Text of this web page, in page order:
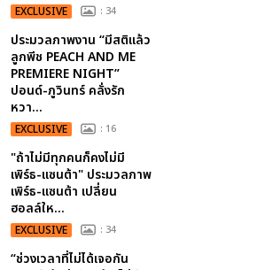
EXCLUSIVE : 34
ประมวลภาพงาน “มีสติแล้ว
ลูกพีช PEACH AND ME
PREMIERE NIGHT”
ปอนด์-ภูวินทร์ คลั่งรัก
หวา...
EXCLUSIVE : 16
"ถ้าไม่มีทุกคนก็คงไม่มี
เพิร์ธ-แซนต้า" ประมวลภาพ
เพิร์ธ-แซนต้า เปลี่ยน
ฮอลล์ให...
EXCLUSIVE : 34
“ช่วงเวลาที่ไม่ได้เจอกัน